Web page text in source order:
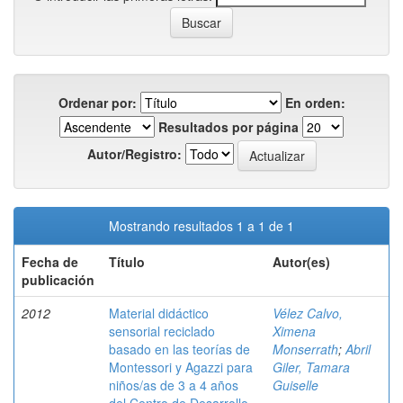
Ordenar por:
En orden:
Resultados por página
Autor/Registro:
Mostrando resultados 1 a 1 de 1
Fecha de
publicación
Título Autor(es)
2012
Material didáctico
sensorial reciclado
basado en las teorías de
Montessori y Agazzi para
niños/as de 3 a 4 años
Vélez Calvo,
Ximena
Monserrath;Abril
Giler, Tamara
Guiselle